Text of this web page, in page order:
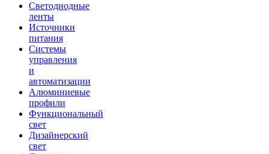
Светодиодные
ленты
Источники
питания
Системы
управления
и
автоматизации
Алюминиевые
профили
Функциональный
свет
Дизайнерский
свет